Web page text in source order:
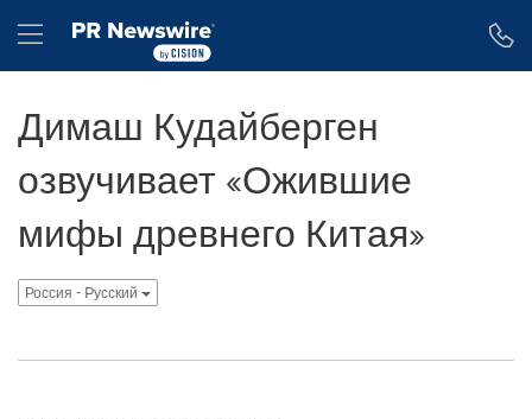
Hamburger menu
Димаш Кудайберген
озвучивает «Ожившие
мифы древнего Китая»
Россия - Pусский